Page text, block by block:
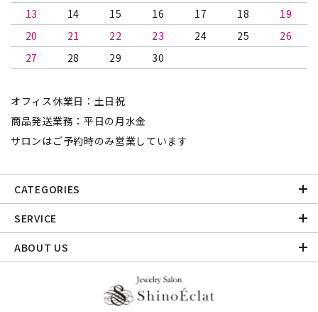
13
14 15 16 17 18
19
20
21 22 23 24 25
26
27
28 29 30
オフィス休業日：土日祝
商品発送業務：平日の月水金
サロンはご予約時のみ営業しています
CATEGORIES
SERVICE
ABOUT US